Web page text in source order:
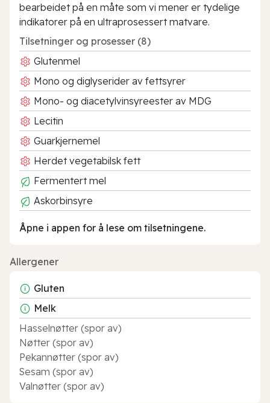
bearbeidet på en måte som vi mener er tydelige
indikatorer på en ultraprosessert matvare.
Tilsetninger og prosesser (8)
Glutenmel
Mono og diglyserider av fettsyrer
Mono- og diacetylvinsyreester av MDG
Lecitin
Guarkjernemel
Herdet vegetabilsk fett
Fermentert mel
Askorbinsyre
Åpne i appen for å lese om tilsetningene.
Allergener
Gluten
Melk
Hasselnøtter (spor av)
Nøtter (spor av)
Pekannøtter (spor av)
Sesam (spor av)
Valnøtter (spor av)